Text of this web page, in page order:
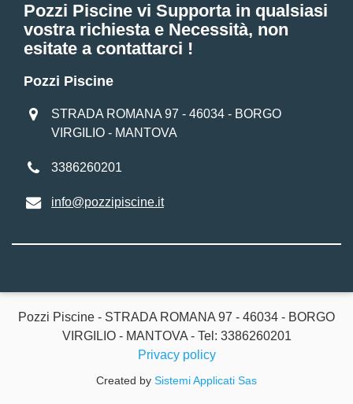
Pozzi Piscine vi Supporta in qualsiasi
vostra richiesta e Necessità, non
esitate a contattarci !
Pozzi Piscine
STRADA ROMANA 97 - 46034 - BORGO
VIRGILIO - MANTOVA
3386260201
info@pozzipiscine.it
Pozzi Piscine - STRADA ROMANA 97 - 46034 - BORGO
VIRGILIO - MANTOVA - Tel: 3386260201
Privacy policy
Created by Sistemi Applicati Sas